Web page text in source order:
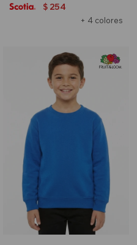
+ 4 colores
$ 254